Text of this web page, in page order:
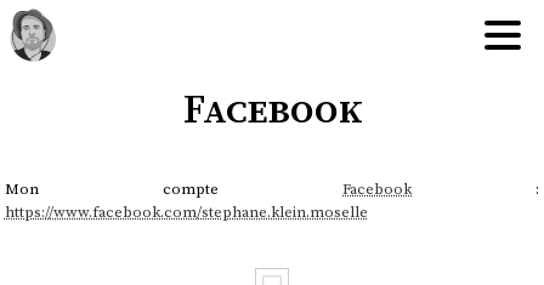
Facebook
Mon compteFacebook:
https://www.facebook.com/stephane.klein.moselle